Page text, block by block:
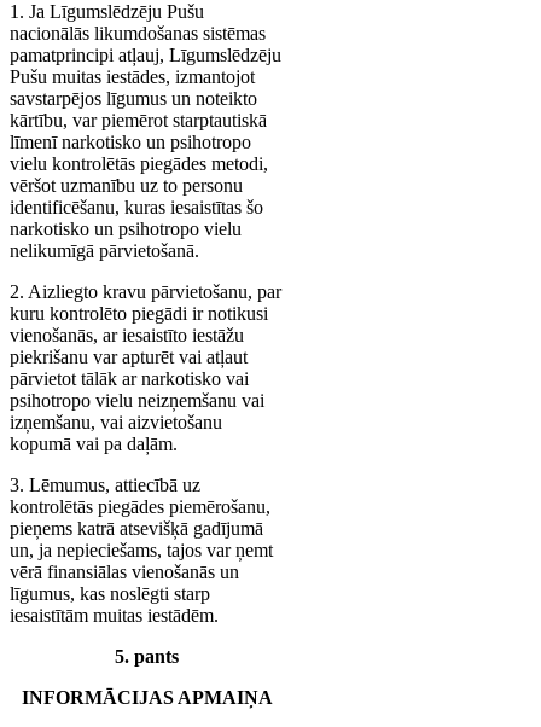
1. Ja Līgumslēdzēju Pušu
nacionālās likumdošanas sistēmas
pamatprincipi atļauj, Līgumslēdzēju
Pušu muitas iestādes, izmantojot
savstarpējos līgumus un noteikto
kārtību, var piemērot starptautiskā
līmenī narkotisko un psihotropo
vielu kontrolētās piegādes metodi,
vēršot uzmanību uz to personu
identificēšanu, kuras iesaistītas šo
narkotisko un psihotropo vielu
nelikumīgā pārvietošanā.
2. Aizliegto kravu pārvietošanu, par
kuru kontrolēto piegādi ir notikusi
vienošanās, ar iesaistīto iestāžu
piekrišanu var apturēt vai atļaut
pārvietot tālāk ar narkotisko vai
psihotropo vielu neizņemšanu vai
izņemšanu, vai aizvietošanu
kopumā vai pa daļām.
3. Lēmumus, attiecībā uz
kontrolētās piegādes piemērošanu,
pieņems katrā atsevišķā gadījumā
un, ja nepieciešams, tajos var ņemt
vērā finansiālas vienošanās un
līgumus, kas noslēgti starp
iesaistītām muitas iestādēm.
5. pants
INFORMĀCIJAS APMAIŅA